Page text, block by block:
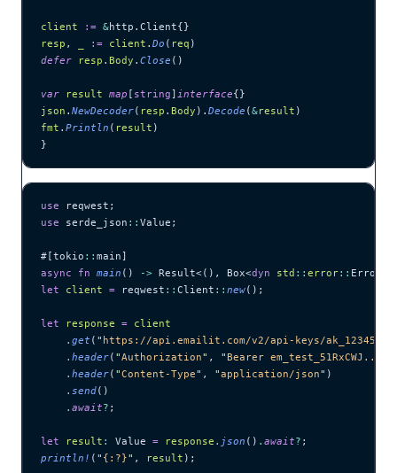
client := &http.Client{}
resp , := client . Do ( req )
defer resp . Body . Close ()
var result map [ string] interface{}
json . NewDecoder( resp . Body ). Decode (&result )
fmt . Println ( result )
}
use reqwest;
use serde_json :: Value;
#[tokio :: main]
async fn main () -> Result<(), Box<dyn std :: error::
let client = reqwest :: Client :: new();
let response = client
    .
get ( " https://api.emailit.com/v2/api-keys/
    .
header( "Authorization" , "Bearer
    .
header( "Content-Type" , "application/json" )
    .
send()
    .
await? ;
let result : Value = response . json () . await? ;
println! ( " {:?}" , result );